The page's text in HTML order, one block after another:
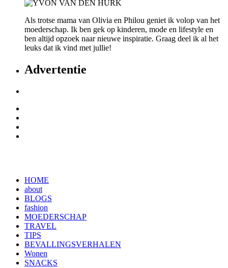
Als trotse mama van Olivia en Philou geniet ik volop van het
moederschap. Ik ben gek op kinderen, mode en lifestyle en
ben altijd opzoek naar nieuwe inspiratie. Graag deel ik al het
leuks dat ik vind met jullie!
Advertentie
HOME
about
BLOGS
fashion
MOEDERSCHAP
TRAVEL
TIPS
BEVALLINGSVERHALEN
Wonen
SNACKS